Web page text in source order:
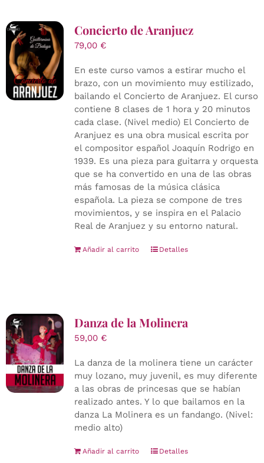
Concierto de Aranjuez
79,00 €
En este curso vamos a estirar mucho el
brazo, con un movimiento muy estilizado,
bailando el Concierto de Aranjuez. El curso
contiene 8 clases de 1 hora y 20 minutos
cada clase. (Nivel medio) El Concierto de
Aranjuez es una obra musical escrita por
el compositor español Joaquín Rodrigo en
1939. Es una pieza para guitarra y orquesta
que se ha convertido en una de las obras
más famosas de la música clásica
española. La pieza se compone de tres
movimientos, y se inspira en el Palacio
Real de Aranjuez y su entorno natural.
Añadir al carrito Detalles
Danza de la Molinera
59,00 €
La danza de la molinera tiene un carácter
muy lozano, muy juvenil, es muy diferente
a las obras de princesas que se habían
realizado antes. Y lo que bailamos en la
danza La Molinera es un fandango. (Nivel:
medio alto)
Añadir al carrito Detalles